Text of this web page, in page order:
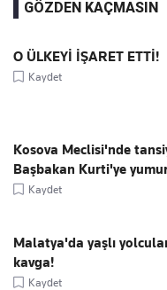
GÖZDEN KAÇMASIN
O ÜLKEYİ İŞARET ETTİ!
Kaydet
Kosova Meclisi'nde
Başbakan Kurti'ye
Kaydet
Malatya'da yaşlı
kavga!
Kaydet